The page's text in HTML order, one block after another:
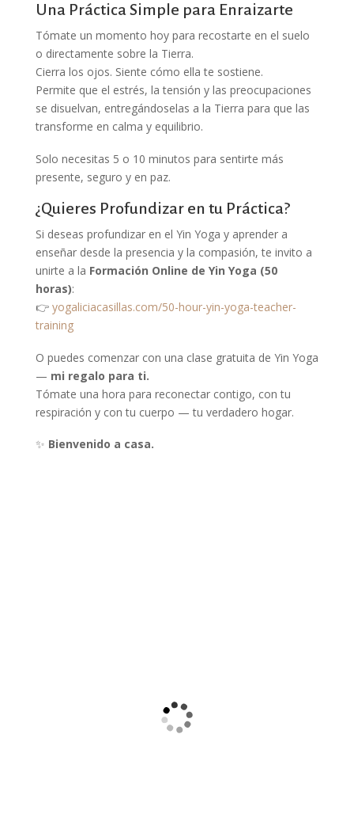
Una Práctica Simple para Enraizarte
Tómate un momento hoy para recostarte en el suelo
o directamente sobre la Tierra.
Cierra los ojos. Siente cómo ella te sostiene.
Permite que el estrés, la tensión y las preocupaciones
se disuelvan, entregándoselas a la Tierra para que las
transforme en calma y equilibrio.
Solo necesitas 5 o 10 minutos para sentirte más
presente, seguro y en paz.
¿Quieres Profundizar en tu Práctica?
Si deseas profundizar en el Yin Yoga y aprender a
enseñar desde la presencia y la compasión, te invito a
unirte a la Formación Online de Yin Yoga (50
horas):
👉 yogaliciacasillas.com/50-hour-yin-yoga-teacher-
training
O puedes comenzar con una clase gratuita de Yin Yoga
— mi regalo para ti.
Tómate una hora para reconectar contigo, con tu
respiración y con tu cuerpo — tu verdadero hogar.
✨ Bienvenido a casa.